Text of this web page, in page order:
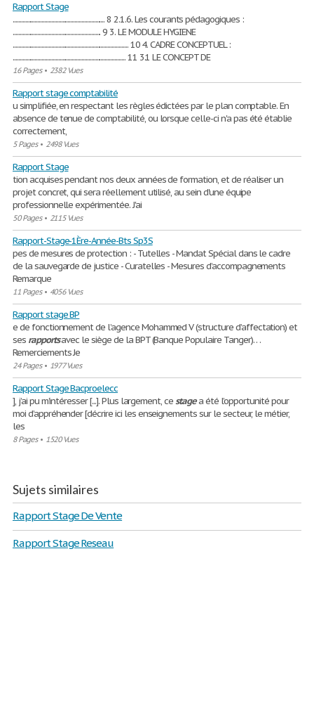
Rapport Stage
................................................................... 8 2.1.6. Les courants pédagogiques :
................................................................ 9 3. LE MODULE HYGIENE
.................................................................................... 10 4. CADRE CONCEPTUEL :
.................................................................................. 11 3.1 LE CONCEPT DE
16 Pages• 2382 Vues
Rapport stage comptabilité
u simplifiée, en respectant les règles édictées par le plan comptable. En
absence de tenue de comptabilité, ou lorsque celle-ci n'a pas été établie
correctement,
5 Pages• 2498 Vues
Rapport Stage
tion acquises pendant nos deux années de formation, et de réaliser un
projet concret, qui sera réellement utilisé, au sein d'une équipe
professionnelle expérimentée. J'ai
50 Pages• 2115 Vues
Rapport-Stage-1Ère-Année-Bts Sp3S
pes de mesures de protection : - Tutelles - Mandat Spécial dans le cadre
de la sauvegarde de justice - Curatelles - Mesures d’accompagnements
Remarque
11 Pages• 4056 Vues
Rapport stage BP
e de fonctionnement de l’agence Mohammed V (structure d’affectation) et
ses rapportsavec le siège de la BPT (Banque Populaire Tanger). . .
Remerciements Je
24 Pages• 1977 Vues
Rapport Stage Bacproelecc
], j’ai pu m’intéresser [...]. Plus largement, cestagea été l’opportunité pour
moi d’appréhender [décrire ici les enseignements sur le secteur, le métier,
les
8 Pages• 1520 Vues
Sujets similaires
Rapport Stage De Vente
Rapport Stage Reseau